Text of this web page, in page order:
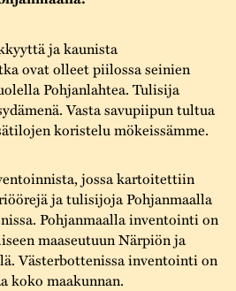
Vaellusreitti
Saavutettavuus
Kestävä kehitys
Turvallisuus
Yhteystiedot
Varaa tilat
Rakennusperintö
Museokokoelmat
Museopedagogiikka
Käsityö
Projektit
Markkinat
Vuosikertomukset
Vuoden Gunnar
ja kaunista
ovat olleet piilossa seinien
Pohjanlahtea. Tulisija
Vasta savupiipun tultua
koristelu mökeissämme.
jossa kartoitettiin
ja tulisijoja Pohjanmaalla
Pohjanmaalla inventointi on
maaseutuun Närpiön ja
Västerbottenissa inventointi on
koko maakunnan.